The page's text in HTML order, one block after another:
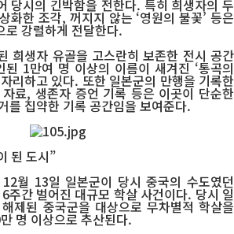
당시의 긴박함을 전한다. 특히 희생자의 두
화한 조각, 꺼지지 않는 ‘영원의 불꽃’ 등은
로 강렬하게 전달한다.
희생자 유골을 고스란히 보존한 전시 공간
1만여 명 이상의 이름이 새겨진 ‘통곡의
리하고 있다. 또한 일본군의 만행을 기록한
료, 생존자 증언 기록 등은 이곳이 단순한
를 집약한 기록 공간임을 보여준다.
된 도시”
월 13일 일본군이 당시 중국의 수도였던
주간 벌어진 대규모 학살 사건이다. 당시 일
제된 중국군을 대상으로 무차별적 학살을
명 이상으로 추산된다.